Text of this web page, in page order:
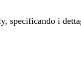
specificando i